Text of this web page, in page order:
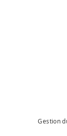
Gestion